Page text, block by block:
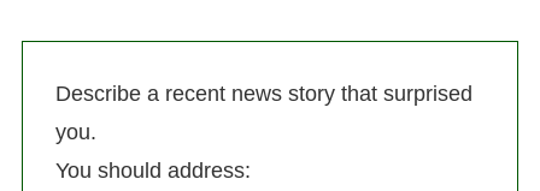
Describe a recent news story that surprised
you.
You should address: